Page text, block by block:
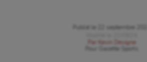
Publié le
22 septembre 2024
Par
Kevin Devigne
Gazette Sports